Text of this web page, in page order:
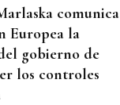
comunica
Europea la
gobierno de
los controles